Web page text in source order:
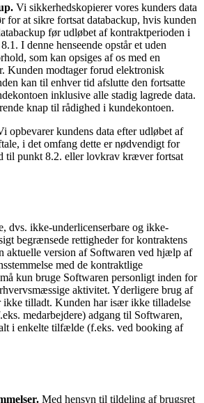
Vi sikkerhedskopierer vores kunders data
for at sikre fortsat databackup, hvis kunden
før udløbet af kontraktperioden i
I denne henseende opstår et uden
som kan opsiges af os med en
Kunden modtager forud elektronisk
kan til enhver tid afslutte den fortsatte
inklusive alle stadig lagrede data.
knap til rådighed i kundekontoen.
opbevarer kundens data efter udløbet af
i det omfang dette er nødvendigt for
til punkt 8.2. eller lovkrav kræver fortsat
dvs. ikke-underlicenserbare og ikke-
begrænsede rettigheder for kontraktens
aktuelle version af Softwaren ved hjælp af
med de kontraktlige
kun bruge Softwaren personligt inden for
aktivitet. Yderligere brug af
ikke tilladt. Kunden har især ikke tilladelse
medarbejdere) adgang til Softwaren,
i enkelte tilfælde (f.eks. ved booking af
Med hensyn til tildeling af brugsret